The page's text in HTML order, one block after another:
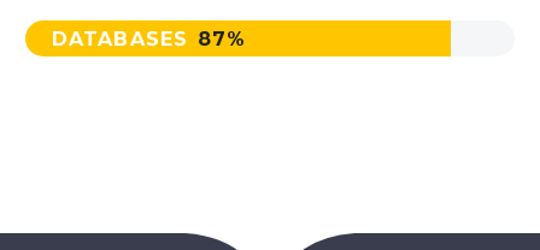
DATABASES 87%